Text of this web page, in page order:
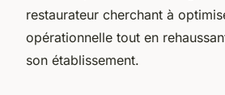
restaurateur cherchant à
opérationnelle tout en
son établissement.